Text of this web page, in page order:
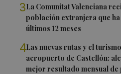
3La Comunitat Valenciana
población extranjera que
últimos 12 meses
4Las nuevas rutas y el
aeropuerto de Castellón:
mejor resultado mensual de